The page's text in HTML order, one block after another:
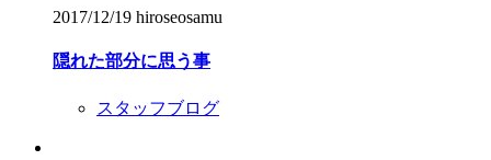
2017/12/19 hiroseosamu
隠れた部分に思う事
スタッフブログ